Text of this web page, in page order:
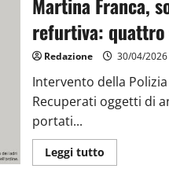
refurtiva:
Redazione 30/04/2026
Intervento della
Recuperati oggetti di
portati...
Leggi tutto